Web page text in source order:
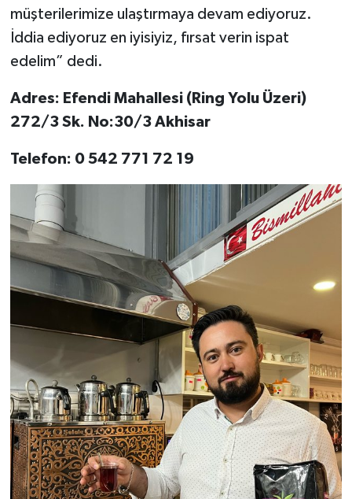
müşterilerimize ulaştırmaya devam ediyoruz.
İddia ediyoruz en iyisiyiz, fırsat verin ispat
edelim” dedi.
Adres: Efendi Mahallesi (Ring Yolu Üzeri)
272/3 Sk. No:30/3 Akhisar
Telefon: 0 542 771 72 19